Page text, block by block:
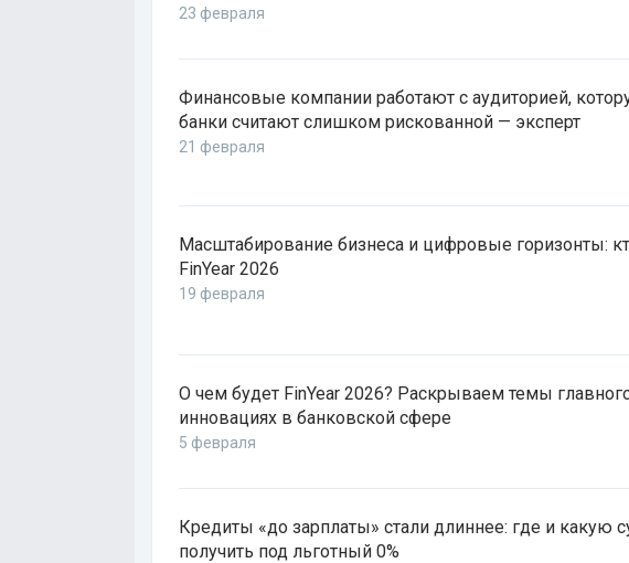
23 февраля
Финансовые компании работают с аудиторией,
банки считают слишком рискованной — эксперт
21 февраля
Масштабирование бизнеса и цифровые горизонты:
FinYear 2026
19 февраля
О чем будет FinYear 2026? Раскрываем темы
инновациях в банковской сфере
5 февраля
Кредиты «до зарплаты» стали длиннее: где и какую
получить под льготный 0%